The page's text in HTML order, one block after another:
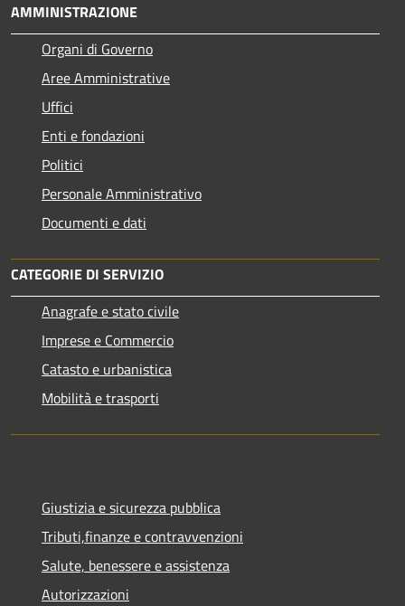
AMMINISTRAZIONE
Organi di Governo
Aree Amministrative
Uffici
Enti e fondazioni
Politici
Personale Amministrativo
Documenti e dati
CATEGORIE DI SERVIZIO
Anagrafe e stato civile
Imprese e Commercio
Catasto e urbanistica
Mobilità e trasporti
Giustizia e sicurezza pubblica
Tributi,finanze e contravvenzioni
Salute, benessere e assistenza
Autorizzazioni